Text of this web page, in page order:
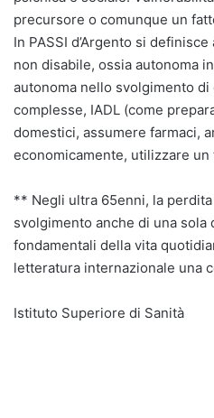
precursore o comunque un
In PASSI d’Argento si
non disabile, ossia autonoma
autonoma nello svolgimento
complesse, IADL (come
domestici, assumere farmaci,
economicamente, utilizzare un
** Negli ultra 65enni, la
svolgimento anche di una sola
fondamentali della vita
letteratura internazionale una
Istituto Superiore di Sanità